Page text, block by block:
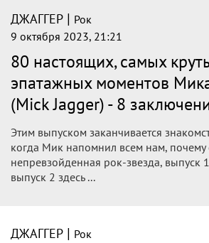
ДЖАГГЕР | Рок
9 октября 2023, 21:21
80 настоящих, самых
эпатажных моментов
(Mick Jagger) - 8
Этим выпуском заканчивается
когда Мик напомнил всем нам, почему
непревзойденная рок-звезда, выпуск
выпуск 2 здесь ...
ДЖАГГЕР | Рок